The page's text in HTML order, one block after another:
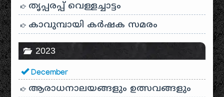
തൃപ്പരപ്പ് വെള്ളച്ചാട്ടം
കാവുമ്പായി കർഷക സമരം
2023
December
ആരാധനാലയങ്ങളും ഉത്സവങ്ങളും